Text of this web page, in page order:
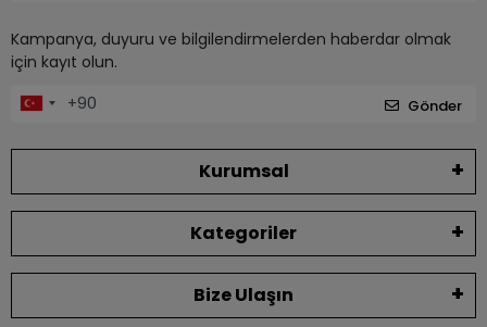
Kampanya, duyuru ve bilgilendirmelerden haberdar olmak
için kayıt olun.
Gönder
Kurumsal
Kategoriler
Bize Ulaşın